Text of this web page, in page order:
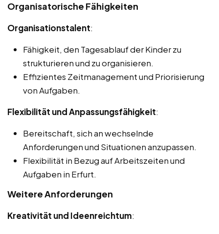
Organisatorische Fähigkeiten
Organisationstalent:
Fähigkeit, den Tagesablauf der Kinder zu
strukturieren und zu organisieren.
Effizientes Zeitmanagement und Priorisierung
von Aufgaben.
Flexibilität und Anpassungsfähigkeit:
Bereitschaft, sich an wechselnde
Anforderungen und Situationen anzupassen.
Flexibilität in Bezug auf Arbeitszeiten und
Aufgaben in Erfurt.
Weitere Anforderungen
Kreativität und Ideenreichtum: